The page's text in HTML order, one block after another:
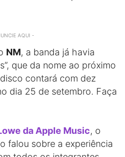
AQUI -
NM, a banda já havia
que da nome ao próximo
contará com dez
dia 25 de setembro. Faça
da Apple Music, o
falou sobre a experiência